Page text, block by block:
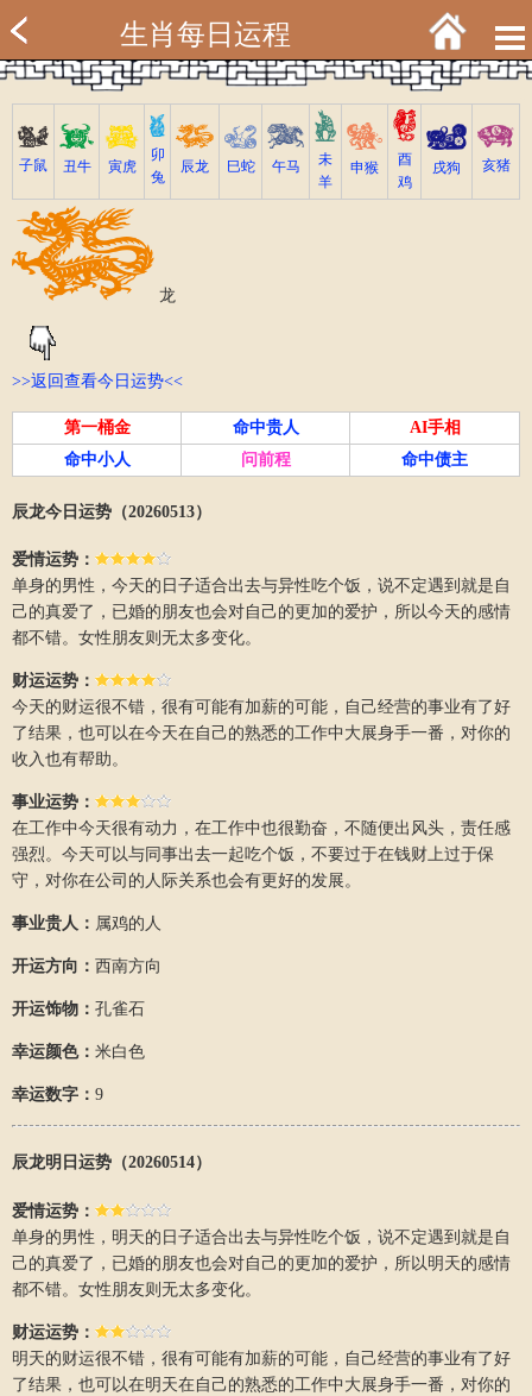
生肖每日运程
子鼠 丑牛 寅虎
卯
兔
辰龙 巳蛇 午马
未
羊
申猴
酉
鸡
戌狗 亥猪
龙
>>返回查看今日运势<<
第一桶金 命中贵人
AI手相
命中小人
问前程 命中债主
辰龙今日运势（20260513）
爱情运势：
单身的男性，今天的日子适合出去与异性吃个饭，说不定遇到就是自
己的真爱了，已婚的朋友也会对自己的更加的爱护，所以今天的感情
都不错。女性朋友则无太多变化。
财运运势：
今天的财运很不错，很有可能有加薪的可能，自己经营的事业有了好
了结果，也可以在今天在自己的熟悉的工作中大展身手一番，对你的
收入也有帮助。
事业运势：
在工作中今天很有动力，在工作中也很勤奋，不随便出风头，责任感
强烈。今天可以与同事出去一起吃个饭，不要过于在钱财上过于保
守，对你在公司的人际关系也会有更好的发展。
事业贵人： 属鸡的人
开运方向： 西南方向
开运饰物： 孔雀石
幸运颜色： 米白色
幸运数字： 9
辰龙明日运势（20260514）
爱情运势：
单身的男性，明天的日子适合出去与异性吃个饭，说不定遇到就是自
己的真爱了，已婚的朋友也会对自己的更加的爱护，所以明天的感情
都不错。女性朋友则无太多变化。
财运运势：
明天的财运很不错，很有可能有加薪的可能，自己经营的事业有了好
了结果，也可以在明天在自己的熟悉的工作中大展身手一番，对你的